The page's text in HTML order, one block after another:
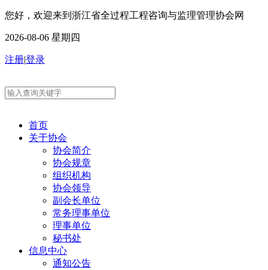
您好，欢迎来到浙江省全过程工程咨询与监理管理协会网
2026-08-06 星期四
注册|登录
首页
关于协会
协会简介
协会规章
组织机构
协会领导
副会长单位
常务理事单位
理事单位
秘书处
信息中心
通知公告